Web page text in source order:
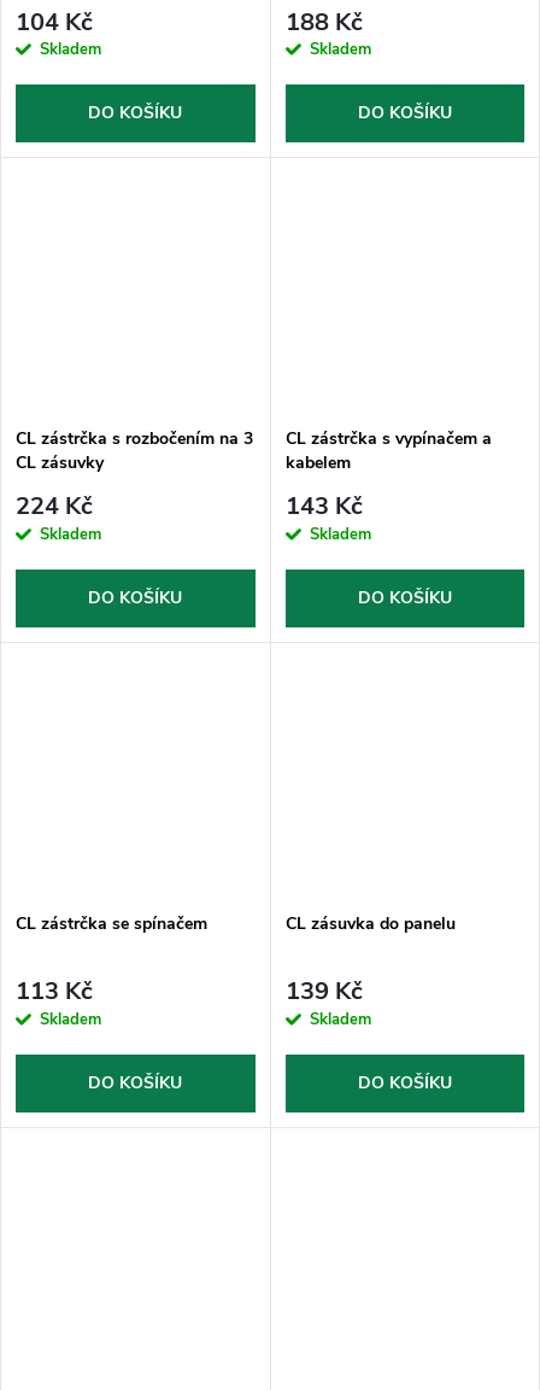
104 Kč
Skladem
DO KOŠÍKU
188 Kč
Skladem
DO KOŠÍKU
CL zástrčka s rozbočením na 3
CL zásuvky
224 Kč
Skladem
DO KOŠÍKU
CL zástrčka s vypínačem a
kabelem
143 Kč
Skladem
DO KOŠÍKU
CL zástrčka se spínačem
113 Kč
Skladem
DO KOŠÍKU
CL zásuvka do panelu
139 Kč
Skladem
DO KOŠÍKU